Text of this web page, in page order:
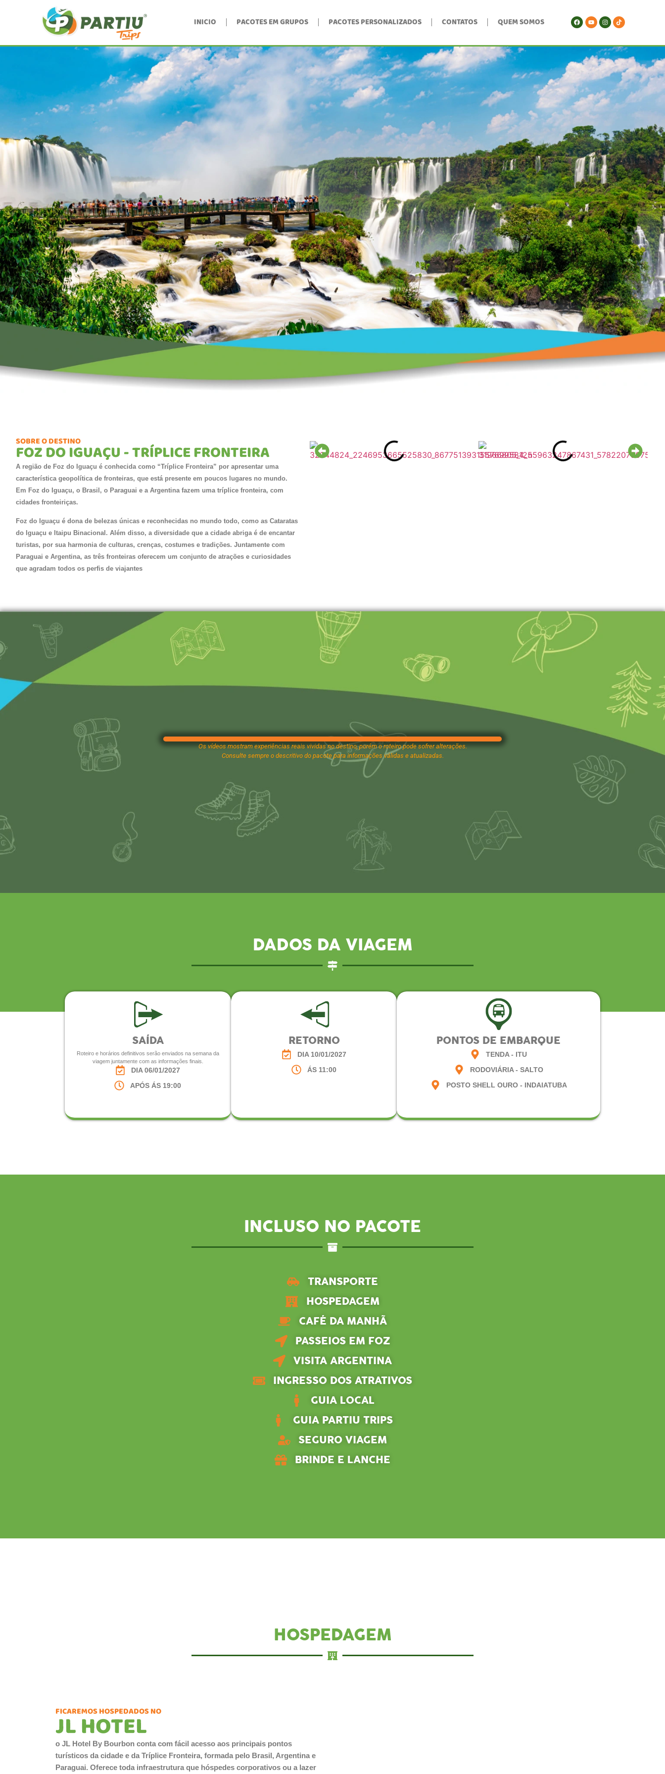
INICIO PACOTES EM GRUPOS PACOTES PERSONALIZADOS CONTATOS QUEM SOMOS
SOBRE O DESTINO
FOZ DO IGUAÇU - TRÍPLICE FRONTEIRA
A região de Foz do Iguaçu é conhecida como “Tríplice Fronteira” por apresentar uma
característica geopolítica de fronteiras, que está presente em poucos lugares no mundo.
Em Foz do Iguaçu, o Brasil, o Paraguai e a Argentina fazem uma tríplice fronteira, com
cidades fronteiriças.
Foz do Iguaçu é dona de belezas únicas e reconhecidas no mundo todo, como as Cataratas
do Iguaçu e Itaipu Binacional. Além disso, a diversidade que a cidade abriga é de encantar
turistas, por sua harmonia de culturas, crenças, costumes e tradições. Juntamente com
Paraguai e Argentina, as três fronteiras oferecem um conjunto de atrações e curiosidades
que agradam todos os perfis de viajantes
Os vídeos mostram experiências reais vividas no destino, porém o roteiro pode sofrer alterações.
Consulte sempre o descritivo do pacote para informações válidas e atualizadas.
DADOS DA VIAGEM
SAÍDA
Roteiro e horários definitivos serão enviados na semana da
viagem juntamente com as informações finais.
DIA 06/01/2027
APÓS ÁS 19:00
RETORNO
DIA 10/01/2027
ÁS 11:00
PONTOS DE EMBARQUE
TENDA - ITU
RODOVIÁRIA - SALTO
POSTO SHELL OURO - INDAIATUBA
INCLUSO NO PACOTE
TRANSPORTE
HOSPEDAGEM
CAFÉ DA MANHÃ
PASSEIOS EM FOZ
VISITA ARGENTINA
INGRESSO DOS ATRATIVOS
GUIA LOCAL
GUIA PARTIU TRIPS
SEGURO VIAGEM
BRINDE E LANCHE
HOSPEDAGEM
FICAREMOS HOSPEDADOS NO
JL HOTEL
o JL Hotel By Bourbon conta com fácil acesso aos principais pontos
turísticos da cidade e da Tríplice Fronteira, formada pelo Brasil, Argentina e
Paraguai. Oferece toda infraestrutura que hóspedes corporativos ou a lazer